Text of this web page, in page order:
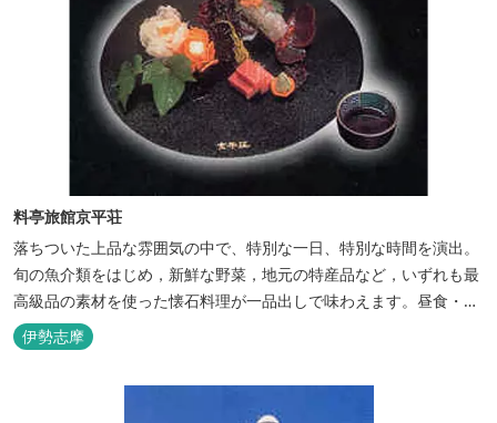
料亭旅館京平荘
落ちついた上品な雰囲気の中で、特別な一日、特別な時間を演出。
旬の魚介類をはじめ，新鮮な野菜，地元の特産品など，いずれも最
高級品の素材を使った懐石料理が一品出しで味わえます。昼食・夕
食・宿泊ができます。
伊勢志摩